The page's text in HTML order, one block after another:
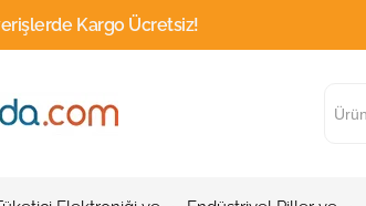
Kargo Ücretsiz!